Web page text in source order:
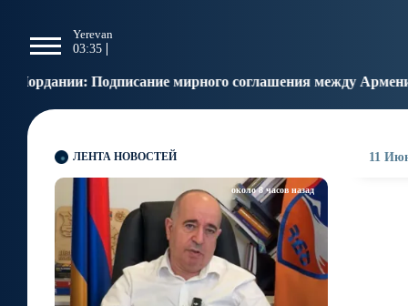
Yerevan
03:35
мирного соглашения между Арменией и
ЛЕНТА НОВОСТЕЙ
около 8 часов назад
11